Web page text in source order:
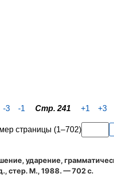
-3 -1 Стр. 241 +1 +3
страницы (1–702)
ударение,
стер. М., 1988. — 702 с.